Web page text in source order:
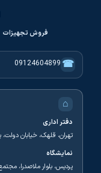
فروش تجهیزات
☎
09124604899
⌂
دفتر اداری
تهران، قلهک، خیابان دولت،
نمایشگاه
پردیس، بلوار ملاصدرا،